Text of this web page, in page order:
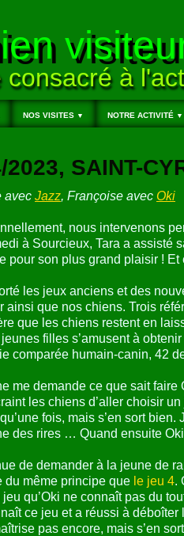
consacré à
NOS VISITES ▼ NOTRE ACTIVITÉ ▼
2023, SAINT-
avec Jazz, Françoise avec Oki
nous intervenons
à Sourcieux, Tara a assisté
pour son plus grand plaisir !
les jeux anciens et des
ainsi que nos chiens. Trois
que les chiens restent en
jeunes filles s’amusent à
comparée humain-canin, 42
me demande ce que sait
les chiens d’aller choisir
fois, mais s’en sort bien.
des rires … Quand ensuite
de demander à la jeune de
du même principe que le jeu 4.
jeu qu’Oki ne connaît pas du
ce jeu et a réussi à
pas encore, mais s’en